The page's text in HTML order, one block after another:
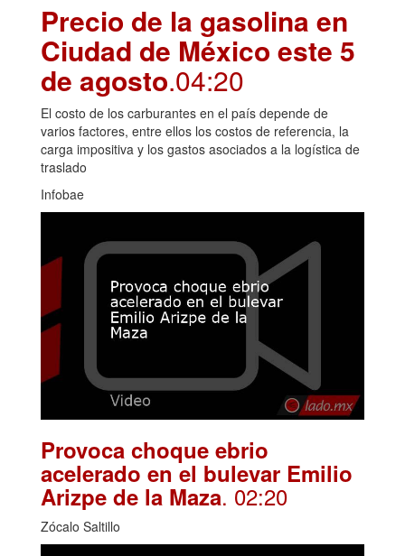
Precio de la gasolina en
Ciudad de México este 5
de agosto.04:20
El costo de los carburantes en el país depende de
varios factores, entre ellos los costos de referencia, la
carga impositiva y los gastos asociados a la logística de
traslado
Infobae
Provoca choque ebrio
acelerado en el bulevar Emilio
Arizpe de la Maza. 02:20
Zócalo Saltillo